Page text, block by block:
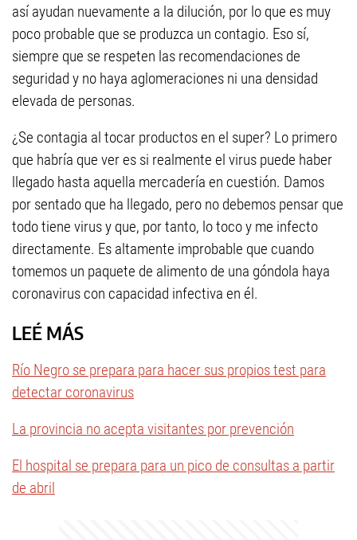
así ayudan nuevamente a la dilución, por lo que es muy
poco probable que se produzca un contagio. Eso sí,
siempre que se respeten las recomendaciones de
seguridad y no haya aglomeraciones ni una densidad
elevada de personas.
¿Se contagia al tocar productos en el super? Lo primero
que habría que ver es si realmente el virus puede haber
llegado hasta aquella mercadería en cuestión. Damos
por sentado que ha llegado, pero no debemos pensar que
todo tiene virus y que, por tanto, lo toco y me infecto
directamente. Es altamente improbable que cuando
tomemos un paquete de alimento de una góndola haya
coronavirus con capacidad infectiva en él.
LEÉ MÁS
Río Negro se prepara para hacer sus propios test para
detectar coronavirus
La provincia no acepta visitantes por prevención
El hospital se prepara para un pico de consultas a partir
de abril